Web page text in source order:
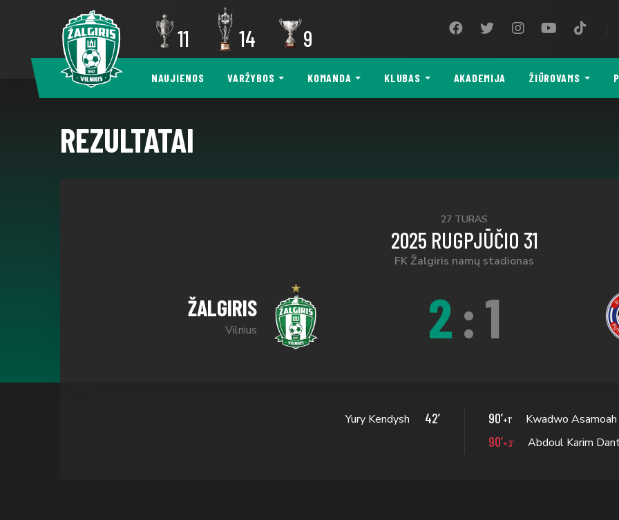
11 14 9
NAUJIENOS VARŽYBOS KOMANDA KLUBAS AKADEMIJA ŽIŪROVAMS
REZULTATAI
27 TURAS
2025 RUGPJŪČIO 31
FK Žalgiris namų stadionas
ŽALGIRIS
Vilnius 2:1
Yury Kendysh 42’ 90’+1’ Kwadwo Asamoah
90’+3’ Abdoul Karim